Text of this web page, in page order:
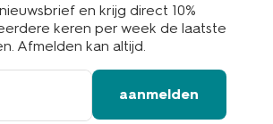
en krijg direct 10%
keren per week de laatste
Afmelden kan altijd.
aanmelden